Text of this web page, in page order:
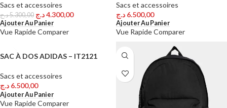
Sacs et accessoires
5.300,00د.ج 4.300,00د.ج
Ajouter Au Panier
Vue RapideComparer
Sacs et accessoires
6.500,00 د.ج
Ajouter Au Panier
Vue RapideComparer
SAC À DOS ADIDAS – IT2121
Sacs et accessoires
6.500,00 د.ج
Ajouter Au Panier
Vue RapideComparer